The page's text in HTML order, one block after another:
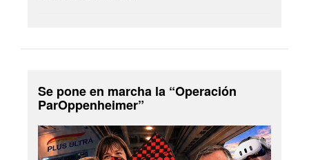
Se pone en marcha la “Operación
ParOppenheimer”